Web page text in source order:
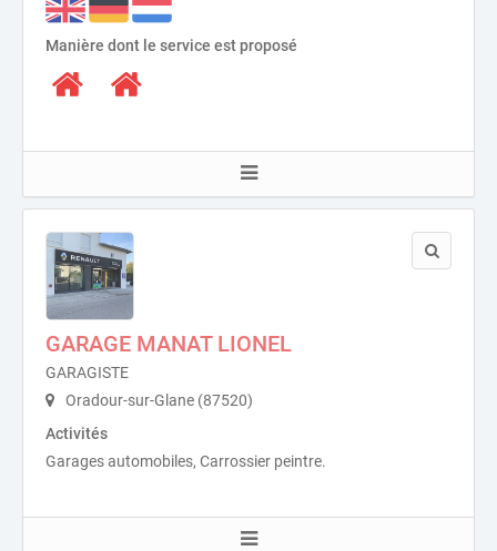
Manière dont le service est proposé
GARAGE MANAT LIONEL
GARAGISTE
Oradour-sur-Glane (87520)
Activités
Garages automobiles, Carrossier peintre.